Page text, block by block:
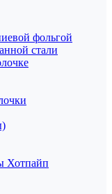
фольгой
стали
Хотпайп